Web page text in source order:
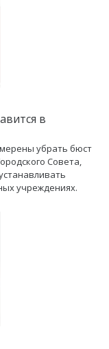
в
убрать бюст
Совета,
учреждениях.